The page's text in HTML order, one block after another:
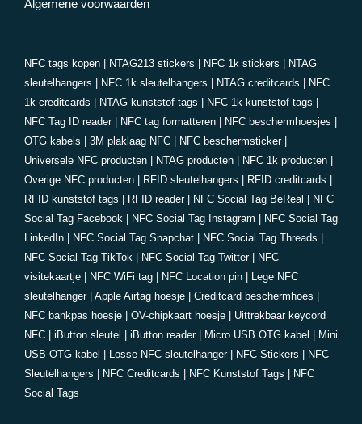
Algemene voorwaarden
NFC tags kopen| NTAG213 stickers NFC 1k stickers
NTAG
sleutelhangers
NFC 1k sleutelhangers NTAG creditcards
NFC
1k creditcards
NTAG kunststof tags NFC 1k kunststof tags
NFC Tag ID reader| NFC tag formatteren| NFC beschermhoesjes
OTG kabels
3M plaklaag NFC| NFC beschermsticker|
Universele NFC producten| NTAG producten| NFC 1k producten|
Overige NFC producten| RFID sleutelhangers RFID creditcards
RFID kunststof tags
RFID reader| NFC Social Tag BeReal
NFC
Social Tag Facebook| NFC Social Tag Instagram
NFC Social Tag
LinkedIn| NFC Social Tag Snapchat| NFC Social Tag Threads
NFC Social Tag TikTok| NFC Social Tag Twitter|
NFC
visitekaartje| NFC WiFi tag| NFC Location pin|
Lege NFC
sleutelhanger| Apple Airtag hoesje| Creditcard beschermhoes
NFC bankpas hoesje| OV-chipkaart hoesje| Uittrekbaar keycord
NFC| iButton sleutel iButton reader| Micro USB OTG kabel
Mini
USB OTG kabel
Losse NFC sleutelhanger| NFC Stickers
NFC
Sleutelhangers
NFC Creditcards NFC Kunststof Tags
NFC
Social Tags